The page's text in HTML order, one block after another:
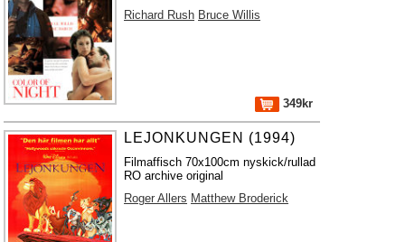
Richard Rush Bruce Willis
349kr
LEJONKUNGEN (1994)
Filmaffisch 70x100cm nyskick/rullad
RO archive original
Roger Allers Matthew Broderick